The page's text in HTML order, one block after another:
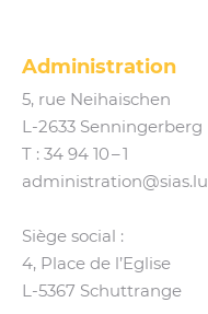
Administration
5, rue Neihaischen
L‑2633 Senningerberg
T : 34 94 10 – 1
administration@​sias.​lu
Siège social :
4, Place de l’Eglise
L‑5367 Schuttrange